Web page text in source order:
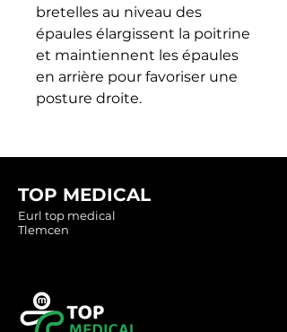
bretelles au niveau des
épaules élargissent la poitrine
et maintiennent les épaules
en arrière pour favoriser une
posture droite.
TOP MEDICAL
Eurl top medical
Tlemcen